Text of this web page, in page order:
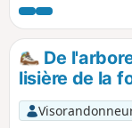
Pontmain est un
de Pontmain qui
janvier 1871.
De
lisière de la